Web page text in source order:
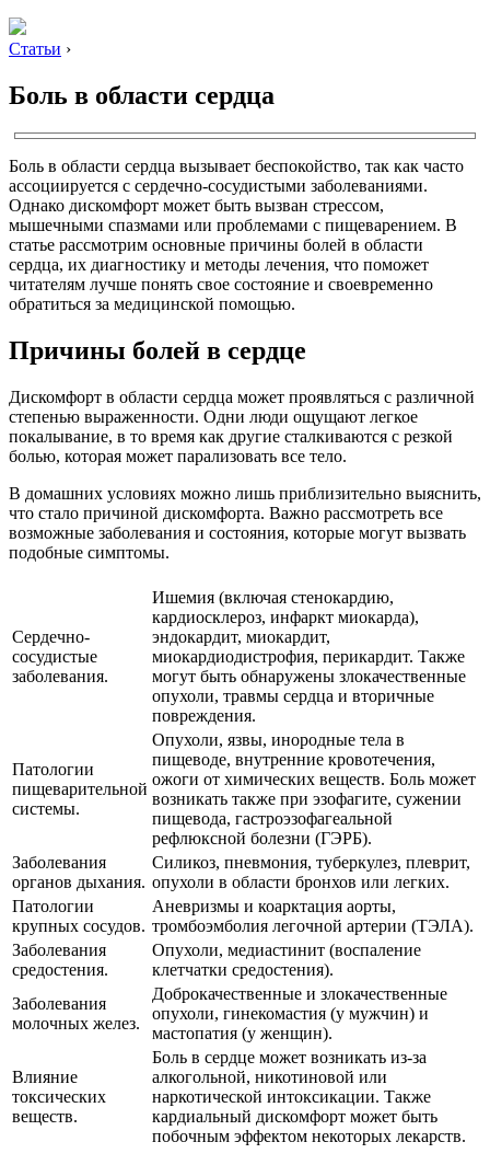
Статьи ›
Боль в области сердца
Боль в области сердца вызывает беспокойство, так как часто
ассоциируется с сердечно-сосудистыми заболеваниями.
Однако дискомфорт может быть вызван стрессом,
мышечными спазмами или проблемами с пищеварением. В
статье рассмотрим основные причины болей в области
сердца, их диагностику и методы лечения, что поможет
читателям лучше понять свое состояние и своевременно
обратиться за медицинской помощью.
Причины болей в сердце
Дискомфорт в области сердца может проявляться с различной
степенью выраженности. Одни люди ощущают легкое
покалывание, в то время как другие сталкиваются с резкой
болью, которая может парализовать все тело.
В домашних условиях можно лишь приблизительно выяснить,
что стало причиной дискомфорта. Важно рассмотреть все
возможные заболевания и состояния, которые могут вызвать
подобные симптомы.
Сердечно-
сосудистые
заболевания.
Ишемия (включая стенокардию,
кардиосклероз, инфаркт миокарда),
эндокардит, миокардит,
миокардиодистрофия, перикардит. Также
могут быть обнаружены злокачественные
опухоли, травмы сердца и вторичные
повреждения.
Патологии
пищеварительной
системы.
Опухоли, язвы, инородные тела в
пищеводе, внутренние кровотечения,
ожоги от химических веществ. Боль может
возникать также при эзофагите, сужении
пищевода, гастроэзофагеальной
рефлюксной болезни (ГЭРБ).
Заболевания
органов дыхания.
Силикоз, пневмония, туберкулез, плеврит,
опухоли в области бронхов или легких.
Патологии
крупных сосудов.
Аневризмы и коарктация аорты,
тромбоэмболия легочной артерии (ТЭЛА).
Заболевания
средостения.
Опухоли, медиастинит (воспаление
клетчатки средостения).
Заболевания
молочных желез.
Доброкачественные и злокачественные
опухоли, гинекомастия (у мужчин) и
мастопатия (у женщин).
Влияние
токсических
веществ.
Боль в сердце может возникать из-за
алкогольной, никотиновой или
наркотической интоксикации. Также
кардиальный дискомфорт может быть
побочным эффектом некоторых лекарств.